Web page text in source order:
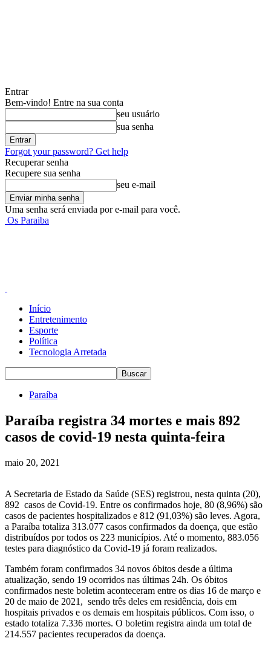
Entrar
Bem-vindo! Entre na sua conta
seu usuário
sua senha
Forgot your password? Get help
Recuperar senha
Recupere sua senha
seu e-mail
Uma senha será enviada por e-mail para você.
Os Paraiba
Início
Entretenimento
Esporte
Política
Tecnologia Arretada
Paraíba
Paraíba registra 34 mortes e mais 892
casos de covid-19 nesta quinta-feira
maio 20, 2021
A Secretaria de Estado da Saúde (SES) registrou, nesta quinta (20),
892 casos de Covid-19. Entre os confirmados hoje, 80 (8,96%) são
casos de pacientes hospitalizados e 812 (91,03%) são leves. Agora,
a Paraíba totaliza 313.077 casos confirmados da doença, que estão
distribuídos por todos os 223 municípios. Até o momento, 883.056
testes para diagnóstico da Covid-19 já foram realizados.
Também foram confirmados 34 novos óbitos desde a última
atualização, sendo 19 ocorridos nas últimas 24h. Os óbitos
confirmados neste boletim aconteceram entre os dias 16 de março e
20 de maio de 2021, sendo três deles em residência, dois em
hospitais privados e os demais em hospitais públicos. Com isso, o
estado totaliza 7.336 mortes. O boletim registra ainda um total de
214.557 pacientes recuperados da doença.